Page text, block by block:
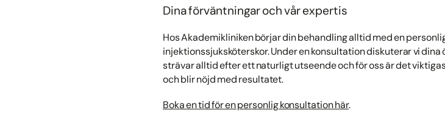
Dina förväntningar och vår expertis
Hos Akademikliniken börjar din behandling alltid med en
injektionssjuksköterskor. Under en konsultation diskuterar vi
strävar alltid efter ett naturligt utseende och för oss är det
och blir nöjd med resultatet.
Boka en tid för en personlig konsultation här.